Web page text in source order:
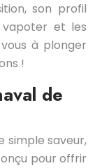
son profil
vapoter et les
à plonger
!
de
simple saveur,
pour offrir